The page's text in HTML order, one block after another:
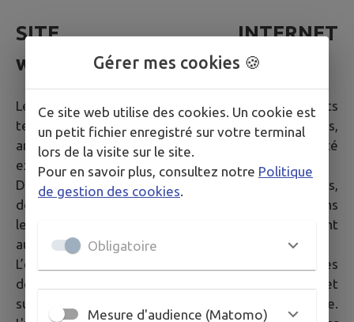
SITE INTERNET
www.aveze72400.fr
Le site dans son ensemble, ainsi que les éléments
techniques qui le composent (éléments graphiques,
animations, code source etc.) sont la propriété
exclusive de la société IntraMuros SAS.
De plus, les textes, images, photographies,
documents, ainsi que toutes œuvres intégrées dans
le site sont la propriété de la Mairie ou de tiers ayant
autorisé la Mairie à les utiliser.
L’ensemble de ces éléments constituent des œuvres
de l'esprit protégées par les articles L.111-1 et
suivants du Code de la propriété intellectuelle.
Gérer mes cookies 🍪
Ce site web utilise des cookies. Un cookie est
un petit fichier enregistré sur votre terminal
lors de la visite sur le site.
Pour en savoir plus, consultez notre Politique
de gestion des cookies.
Obligatoire
Mesure d'audience (Matomo)